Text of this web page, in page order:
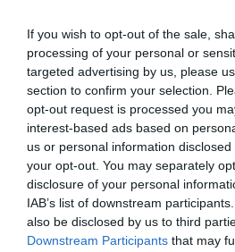
If you wish to opt-out of the sale,
processing of your personal or
targeted advertising by us, please
section to confirm your selection.
opt-out request is processed you
interest-based ads based on
us or personal information
your opt-out. You may separately
disclosure of your personal
IAB’s list of downstream
also be disclosed by us to third
Downstream Participants that may
“Este un episod care ne arată
societatea în care trăim, aş
şi pe responsabilii din
fost în stare să evite o
declarat un consilier din
Muncitorilor, în timp ce un alt
vorbit despre o “lipsă de
fiinţă umană”.